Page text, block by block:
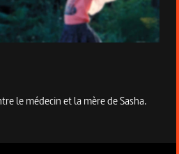
le médecin et la mère de Sasha.